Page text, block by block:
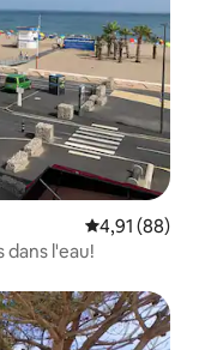
Évaluation
4,91 (88)
l'eau!